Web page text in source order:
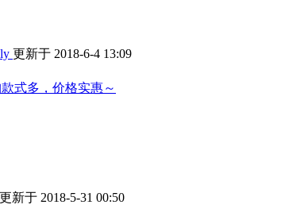
更新于 2018-6-4 13:09
式多，价格实惠～
更新于 2018-5-31 00:50